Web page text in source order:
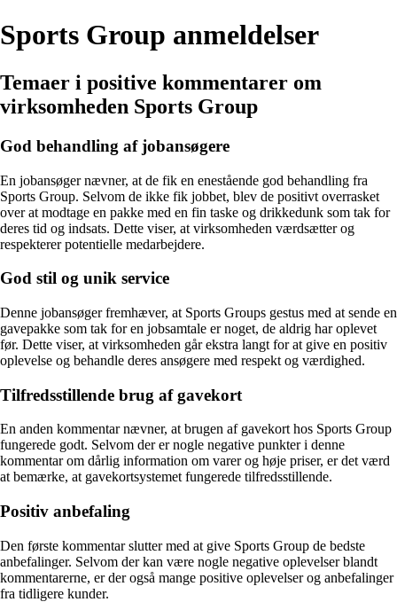
Sports Group anmeldelser
Temaer i positive kommentarer om
virksomheden Sports Group
God behandling af jobansøgere
En jobansøger nævner, at de fik en enestående god behandling fra
Sports Group. Selvom de ikke fik jobbet, blev de positivt overrasket
over at modtage en pakke med en fin taske og drikkedunk som tak for
deres tid og indsats. Dette viser, at virksomheden værdsætter og
respekterer potentielle medarbejdere.
God stil og unik service
Denne jobansøger fremhæver, at Sports Groups gestus med at sende en
gavepakke som tak for en jobsamtale er noget, de aldrig har oplevet
før. Dette viser, at virksomheden går ekstra langt for at give en positiv
oplevelse og behandle deres ansøgere med respekt og værdighed.
Tilfredsstillende brug af gavekort
En anden kommentar nævner, at brugen af gavekort hos Sports Group
fungerede godt. Selvom der er nogle negative punkter i denne
kommentar om dårlig information om varer og høje priser, er det værd
at bemærke, at gavekortsystemet fungerede tilfredsstillende.
Positiv anbefaling
Den første kommentar slutter med at give Sports Group de bedste
anbefalinger. Selvom der kan være nogle negative oplevelser blandt
kommentarerne, er der også mange positive oplevelser og anbefalinger
fra tidligere kunder.